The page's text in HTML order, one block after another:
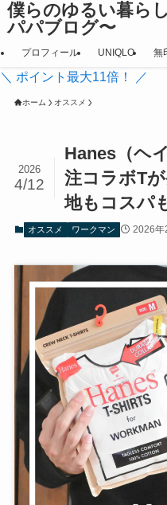
僕らのゆるい暮ら
パパブログ〜
プロフィール UNIQLO 無
＼ ポイント最大11倍！ ／
ホーム オススメ
Hanes（ヘ
注コラボT
地もコスパ
2026
4/12
オススメ ワークマン 2026年